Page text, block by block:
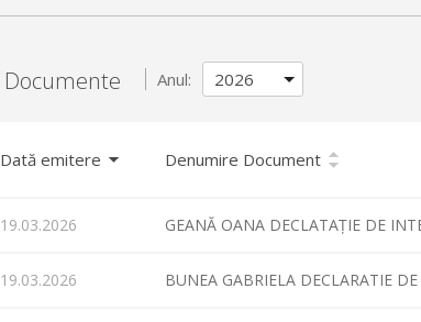
Documente Anul:
Dată emitere Denumire Document
19.03.2026 GEANĂ OANA DECLATAȚIE DE
19.03.2026 BUNEA GABRIELA DECLARATIE DE